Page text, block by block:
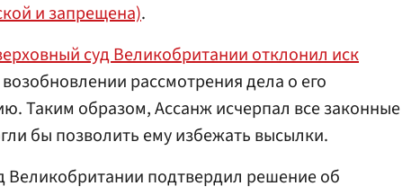
и запрещена).
суд Великобритании отклонил иск
рассмотрения дела о его
Таким образом, Ассанж исчерпал все законные
бы позволить ему избежать высылки.
Великобритании подтвердил решение об